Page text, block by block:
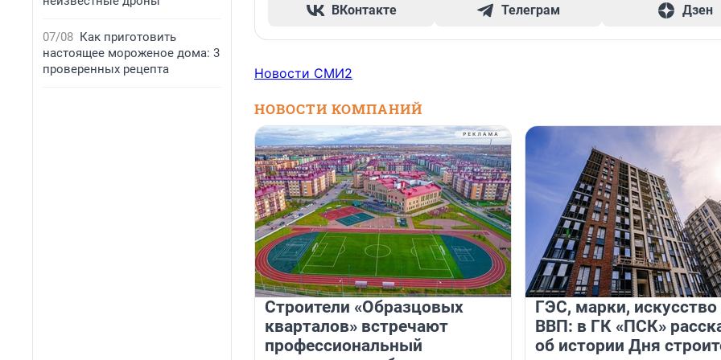
07/08 Как приготовить
настоящее мороженое дома: 3
проверенных рецепта
ВКонтакте Телеграм Дзен
Новости СМИ2
НОВОСТИ КОМПАНИЙ
Строители «Образцовых
кварталов» встречают
профессиональный
ГЭС, марки, искусство
ВВП: в ГК «ПСК»
об истории Дня